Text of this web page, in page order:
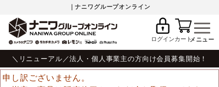
｜ナニワグループオンライン
ログインカート
＼リニューアル／法人・個人事業主の方向け会員募集開始！
申し訳ございません。